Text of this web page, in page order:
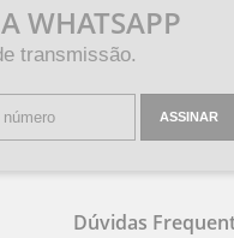
WHATSAPP
transmissão.
ASSINAR
Dúvidas